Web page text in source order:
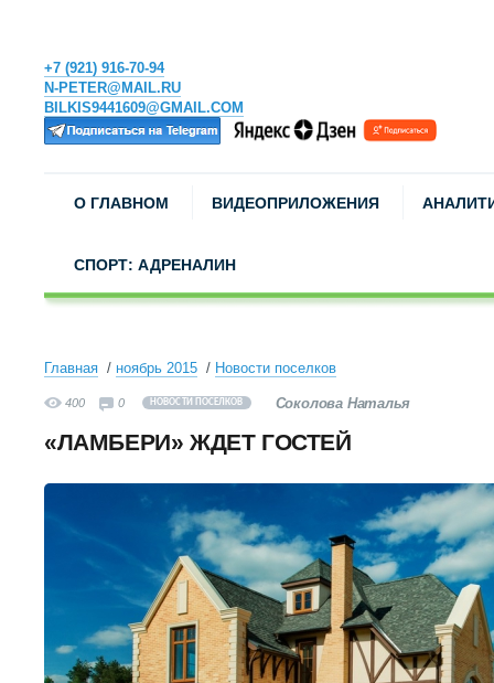
+7 (921) 916-70-94
N-PETER@MAIL.RU
BILKIS9441609@GMAIL.COM
О ГЛАВНОМ ВИДЕОПРИЛОЖЕНИЯ
СПОРТ: АДРЕНАЛИН
Главная ноябрь 2015 Новости поселков
400 0 НОВОСТИ ПОСЕЛКОВ Соколова Наталья
«ЛАМБЕРИ» ЖДЕТ ГОСТЕЙ